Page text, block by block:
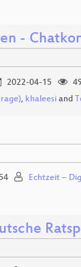
-
2022-04-15
, khaleesi and
Echtzeit –